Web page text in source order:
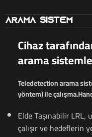
Arama Sistem
Cihaz
arama
Teledetection arama
yöntem) ile çalışma.
Elde Taşınabilir
çalışır ve hedeflerin